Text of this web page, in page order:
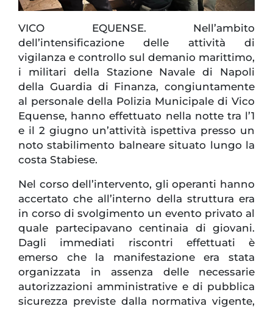
VICO EQUENSE. Nell’ambito
dell’intensificazione delle attività di
vigilanza e controllo sul demanio marittimo,
i militari della Stazione Navale di Napoli
della Guardia di Finanza, congiuntamente
al personale della Polizia Municipale di Vico
Equense, hanno effettuato nella notte tra l’1
e il 2 giugno un’attività ispettiva presso un
noto stabilimento balneare situato lungo la
costa Stabiese.
Nel corso dell’intervento, gli operanti hanno
accertato che all’interno della struttura era
in corso di svolgimento un evento privato al
quale partecipavano centinaia di giovani.
Dagli immediati riscontri effettuati è
emerso che la manifestazione era stata
organizzata in assenza delle necessarie
autorizzazioni amministrative e di pubblica
sicurezza previste dalla normativa vigente,